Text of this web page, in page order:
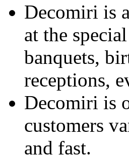
Decomiri is
at the
banquets,
receptions,
Decomiri is
customers
and fast.